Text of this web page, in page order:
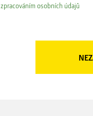
zpracováním osobních údajů